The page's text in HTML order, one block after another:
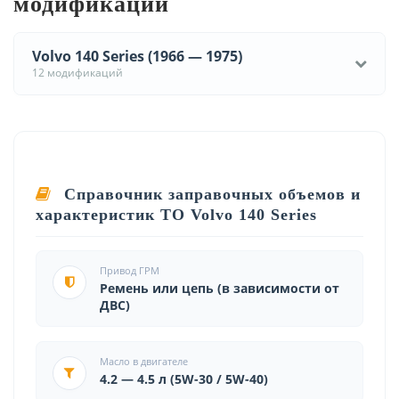
Volvo 140 Series (1966 — 1975)
12 модификаций
Справочник заправочных объемов и
характеристик ТО Volvo 140 Series
Привод ГРМ
Ремень или цепь (в зависимости от
ДВС)
Масло в двигателе
4.2 — 4.5 л (5W-30 / 5W-40)